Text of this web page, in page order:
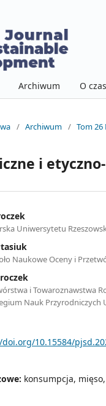
Archiwum O
/ Archiwum / Tom 26
i
Uniwersytetu
Naukowe Oceny i
i Towaroznawstwa
Nauk Przyrodniczych
10.15584/
konsumpcja,